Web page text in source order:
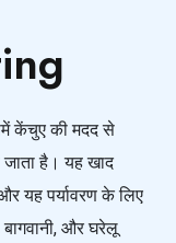
केंचुए की मदद से
है। यह खाद
यह पर्यावरण के लिए
बागवानी, और घरेलू